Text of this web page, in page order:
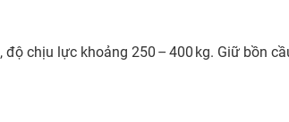
chịu lực khoảng 250 – 400 kg. Giữ bồn